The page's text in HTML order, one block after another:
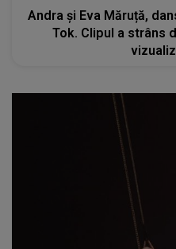
Andra și Eva Măruță,
Tok. Clipul a strâns